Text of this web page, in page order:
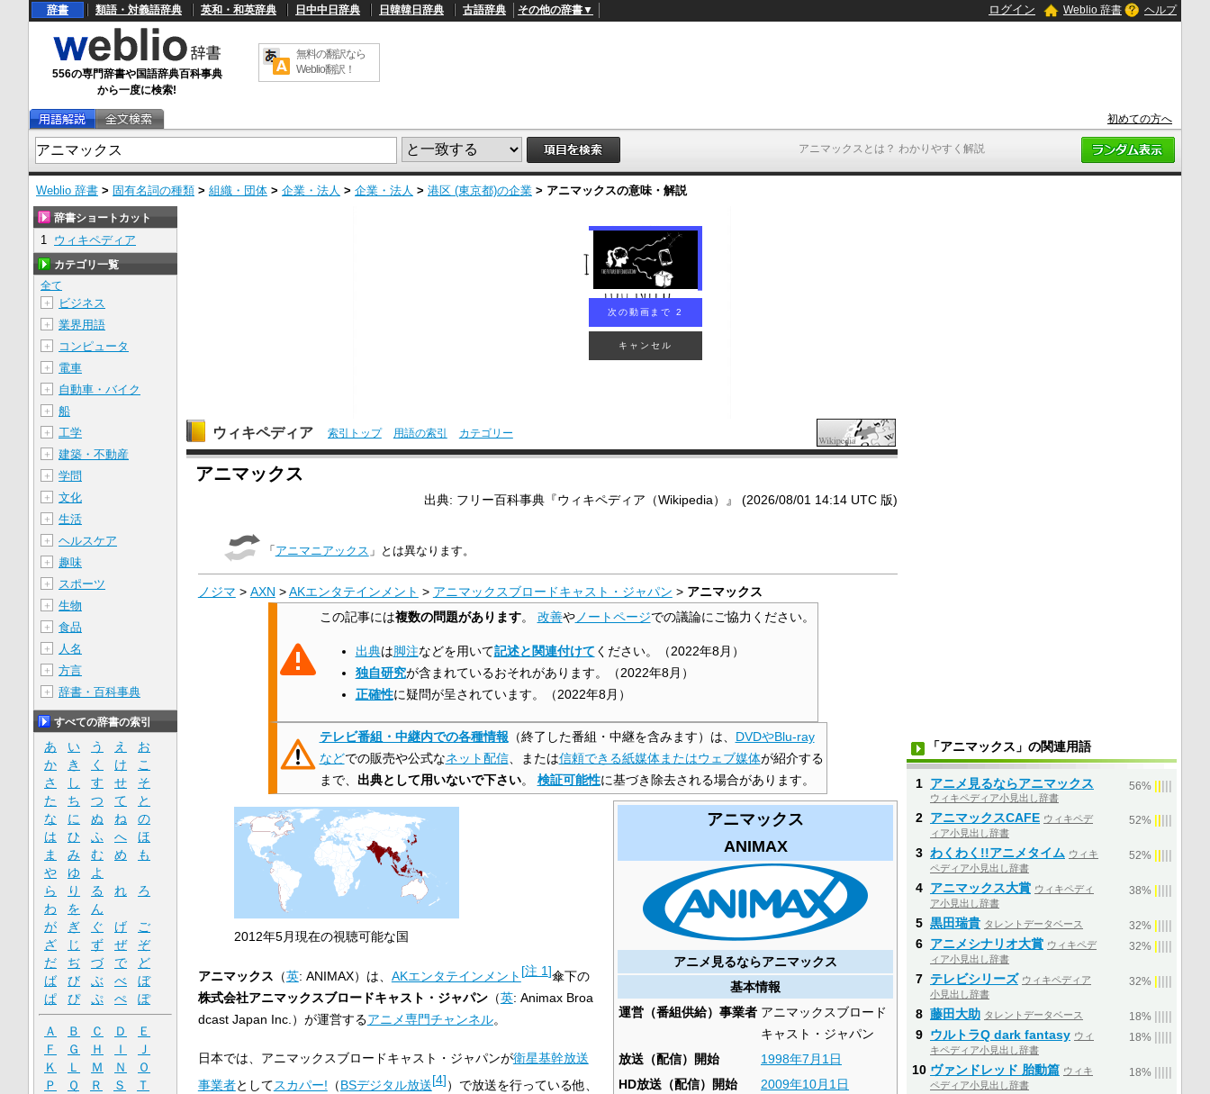
アニマックスとは？ わかりやすく解説
辞書 類語・対義語辞典 英和・和英辞典 日中中日辞典 日韓韓日辞典 古語辞典 その他の辞書▼ ログイン Weblio 辞書 ヘルプ
556の専門辞書や国語辞典百科事典
から一度に検索!
無料の翻訳なら
Weblio翻訳！
初めての方へ
Weblio 辞書 > 固有名詞の種類 > 組織・団体 > 企業・法人 > 企業・法人 > 港区 (東京都)の企業 > アニマックスの意味・解説
次の動画まで 1
キャンセル
ウィキペディア 索引トップ 用語の索引 カテゴリー
アニマックス
出典: フリー百科事典『ウィキペディア（Wikipedia）』 (2026/08/01 14:14 UTC 版)
「 アニマニアックス 」とは異なります。
ノジマ > AXN >AKエンタテインメント > アニマックスブロードキャスト・ジャパン > アニマックス
この記事には複数の問題があります。 改善やノートページでの議論にご協力ください。
出典は脚注などを用いて記述と関連付けて ください。 （2022年8月 ）
独自研究が含まれているおそれがあります。 （2022年8月 ）
正確性に疑問が呈されています。 （2022年8月 ）
テレビ番組・中継内での各種情報 （終了した番組・中継を含みます）は、 DVDやBlu-ray
などでの販売や公式なネット配信、または信頼できる紙媒体またはウェブ媒体が紹介する
まで、 出典として用いないで下さい。 検証可能性に基づき除去される場合があります。
アニマックス
ANIMAX
アニメ見るならアニマックス
基本情報
運営（番組供給）事業者 アニマックスブロード
キャスト・ジャパン
放送（配信）開始
1998年7月1日
HD放送（配信）開始
2009年10月1日
2012年5月現在の視聴可能な国
アニマックス （英: ANIMAX）は、 AKエンタテインメント [注 1]傘下の
株式会社アニマックスブロードキャスト・ジャパン（英: Animax Broa
dcast Japan Inc. ）が運営するアニメ専門チャンネル。
日本では、アニマックスブロードキャスト・ジャパンが衛星基幹放送
事業者としてスカパー! （BSデジタル放送[4]）で放送を行っている他、
辞書ショートカット
1 ウィキペディア
カテゴリ一覧
全て
＋
ビジネス
＋ 業界用語
＋ コンピュータ
＋ 電車
＋ 自動車・バイク
＋ 船
＋ 工学
＋ 建築・不動産
＋ 学問
＋ 文化
＋ 生活
＋ ヘルスケア
＋ 趣味
＋ スポーツ
＋ 生物
＋ 食品
＋ 人名
＋ 方言
＋ 辞書・百科事典
すべての辞書の索引
あ い う え
お
か
き く け
こ
さ
し す せ
そ
た
ち つ て
と
な
に ぬ ね
の
は
ひ ふ へ
ほ
ま
み む め
も
や
ゆ
よ
ら
り る れ
ろ
わ
を
ん
が
ぎ ぐ げ
ご
ざ
じ ず ぜ
ぞ
だ
ぢ づ で
ど
ば
び ぶ べ
ぼ
ぱ
ぴ ぷ ぺ ぽ
Ａ Ｂ Ｃ Ｄ
Ｅ
Ｆ
Ｇ Ｈ Ｉ
Ｊ
Ｋ
Ｌ Ｍ Ｎ
Ｏ
Ｐ
Ｑ Ｒ Ｓ
Ｔ
「アニマックス」の関連用語
1 アニメ見るならアニマックス
ウィキペディア小見出し辞書
56%
2 アニマックスCAFE ウィキペデ
ィア小見出し辞書
52%
3 わくわく!!アニメタイム ウィキ
ペディア小見出し辞書
52%
4 アニマックス大賞 ウィキペディ
ア小見出し辞書
38%
5 黒田瑞貴 タレントデータベース 32%
6 アニメシナリオ大賞 ウィキペデ
ィア小見出し辞書
32%
7 テレビシリーズ ウィキペディア
小見出し辞書
32%
8 藤田大助 タレントデータベース 18%
9 ウルトラQ dark fantasy ウィ
キペディア小見出し辞書
18%
10 ヴァンドレッド 胎動篇 ウィキ
ペディア小見出し辞書
18%